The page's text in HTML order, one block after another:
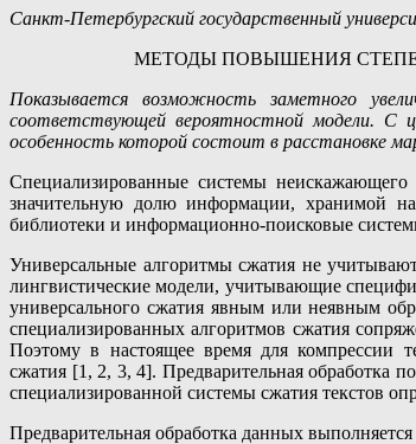
Санкт-Петербургский государственный
МЕТОДЫ ПОВЫШЕНИЯ
Показывается возможность заметного
соответствующей вероятностной модели. С
особенность которой состоит в расстановке
Специализированные системы неискажающего
значительную долю информации, хранимой
библиотеки и информационно-поисковые
Универсальные алгоритмы сжатия не
лингвистические модели, учитывающие
универсального сжатия явным или неявным
специализированных алгоритмов сжатия
Поэтому в настоящее время для компрессии
сжатия [1, 2, 3, 4]. Предварительная обработка
специализированной системы сжатия текстов
Предварительная обработка данных